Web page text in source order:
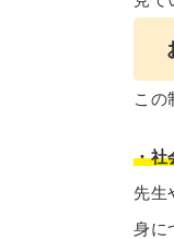
この
・社
先生
身に